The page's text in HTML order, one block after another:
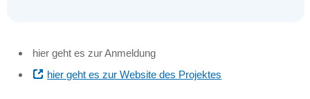
hier geht es zur Anmeldung
hier geht es zur Website des Projektes